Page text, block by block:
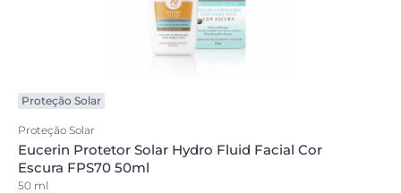
Proteção Solar
Proteção Solar
Eucerin Protetor Solar Hydro Fluid Facial Cor
Escura FPS70 50ml
50 ml